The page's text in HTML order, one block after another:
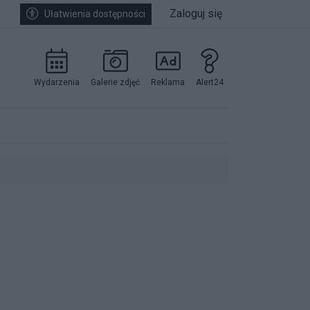
Ułatwienia dostępności Zaloguj się
Wydarzenia Galerie zdjęć Reklama Alert24